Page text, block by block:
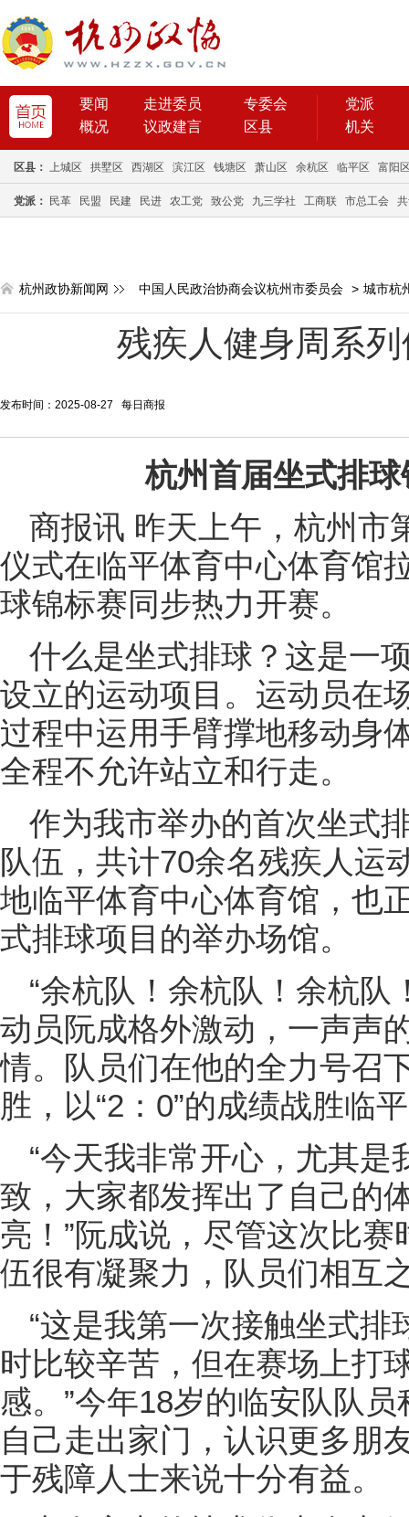
要闻 走进委员
专委会
概况
议政建言 区县
党派
机关
区县： 上城区 拱墅区 西湖区 滨江区 钱塘区 萧山区 余杭区 临平区 富阳
党派： 民革 民盟 民建 民进 农工党 致公党 九三学社 工商联 市总工会
杭州政协新闻网 中国人民政治协商会议杭州市委员会 > 城市杭
残疾人健身周系
发布时间：2025-08-27 每日商报
杭州首届坐式排
商报讯 昨天上午，杭州市
仪式在临平体育中心体育馆
球锦标赛同步热力开赛。
什么是坐式排球？这是一
设立的运动项目。运动员在
过程中运用手臂撑地移动身
全程不允许站立和行走。
作为我市举办的首次坐式
队伍，共计70余名残疾人运
地临平体育中心体育馆，也
式排球项目的举办场馆。
“余杭队！余杭队！余杭队
动员阮成格外激动，一声声
情。队员们在他的全力号召
胜，以“2：0”的成绩战胜临
“今天我非常开心，尤其
致，大家都发挥出了自己的
亮！”阮成说，尽管这次比
伍很有凝聚力，队员们相互
“这是我第一次接触坐式
时比较辛苦，但在赛场上打
感。”今年18岁的临安队队
自己走出家门，认识更多朋
于残障人士来说十分有益。